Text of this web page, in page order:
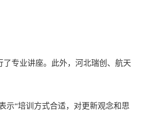
专业讲座。此外， 河北瑞创、航天
示“培训方式合适，对更新观念和思